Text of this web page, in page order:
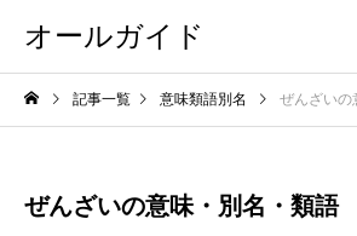
オールガイド
記事一覧 意味類語別名 ぜんざいの
ぜんざいの意味・別名・類語